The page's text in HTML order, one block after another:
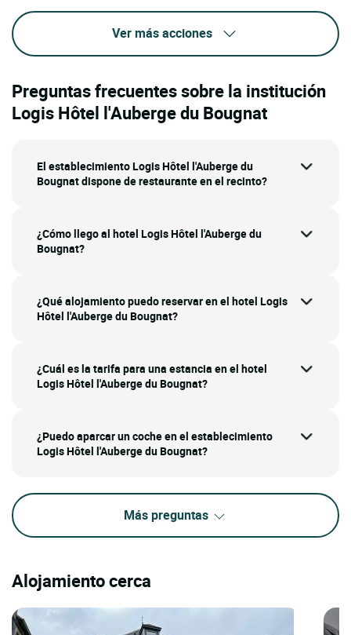
Ver más acciones
Preguntas frecuentes sobre la institución
Logis Hôtel l'Auberge du Bougnat
El establecimiento Logis Hôtel l'Auberge du
Bougnat dispone de restaurante en el recinto?
¿Cómo llego al hotel Logis Hôtel l'Auberge du
Bougnat?
¿Qué alojamiento puedo reservar en el hotel Logis
Hôtel l'Auberge du Bougnat?
¿Cuál es la tarifa para una estancia en el hotel
Logis Hôtel l'Auberge du Bougnat?
¿Puedo aparcar un coche en el establecimiento
Logis Hôtel l'Auberge du Bougnat?
Más preguntas
Alojamiento cerca